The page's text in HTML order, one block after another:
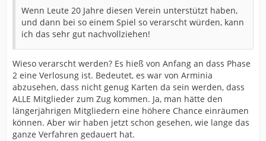
Wenn Leute 20 Jahre diesen Verein unterstützt haben,
und dann bei so einem Spiel so verarscht würden, kann
ich das sehr gut nachvollziehen!
Wieso verarscht werden? Es hieß von Anfang an dass Phase
2 eine Verlosung ist. Bedeutet, es war von Arminia
abzusehen, dass nicht genug Karten da sein werden, dass
ALLE Mitglieder zum Zug kommen. Ja, man hätte den
längerjährigen Mitgliedern eine höhere Chance einräumen
können. Aber wir haben jetzt schon gesehen, wie lange das
ganze Verfahren gedauert hat.